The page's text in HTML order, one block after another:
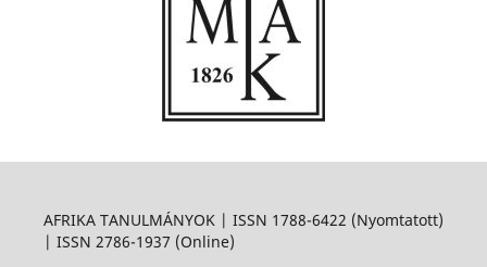
AFRIKA TANULMÁNYOK | ISSN 1788-6422 (Nyomtatott)
| ISSN 2786-1937 (Online)